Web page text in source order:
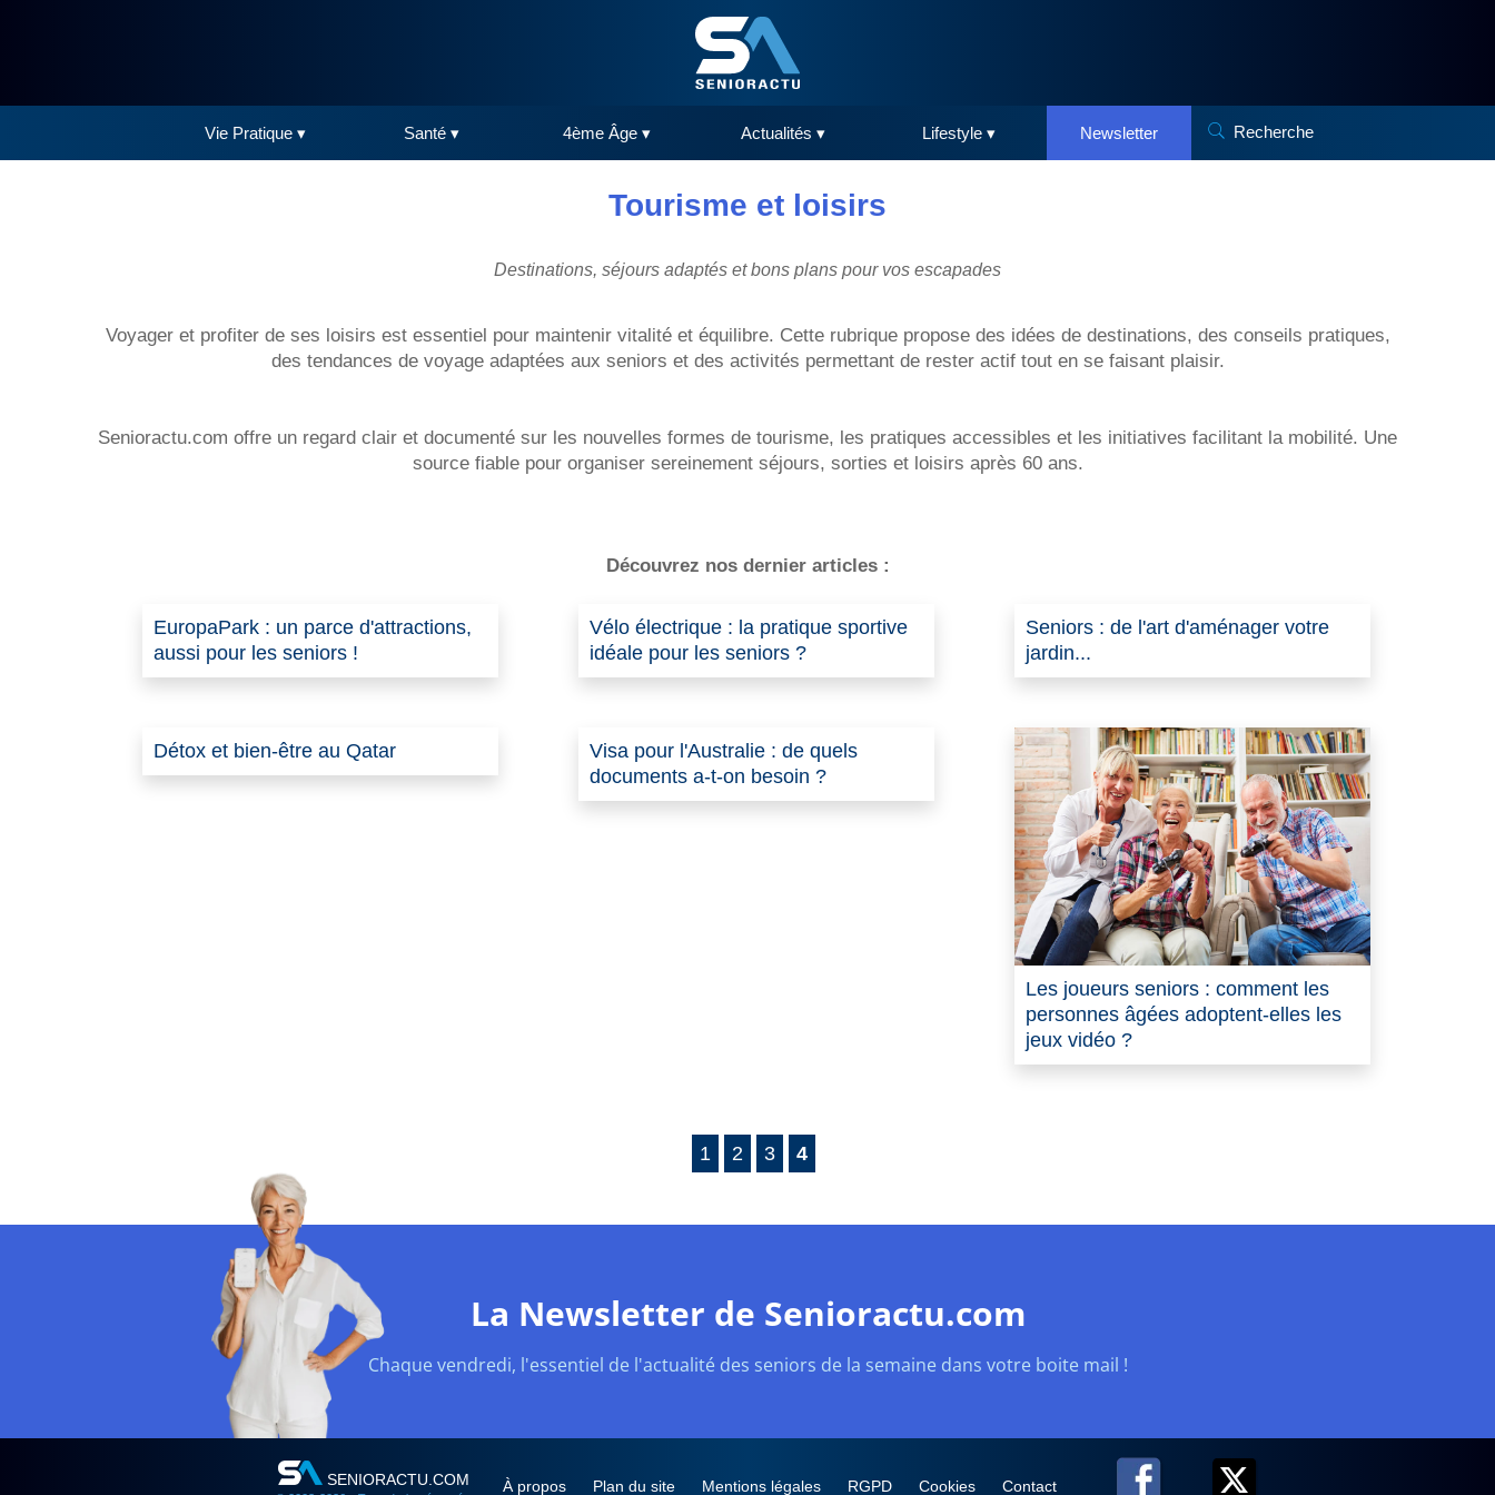
Vie Pratique ▾ Santé ▾ 4ème Âge ▾ Actualités ▾ Lifestyle ▾ Newsletter Recherche
Tourisme et loisirs
Destinations, séjours adaptés et bons plans pour vos escapades
Voyager et profiter de ses loisirs est essentiel pour maintenir vitalité et équilibre. Cette rubrique propose des idées de destinations, des conseils pratiques,
des tendances de voyage adaptées aux seniors et des activités permettant de rester actif tout en se faisant plaisir.
Senioractu.com offre un regard clair et documenté sur les nouvelles formes de tourisme, les pratiques accessibles et les initiatives facilitant la mobilité. Une
source fiable pour organiser sereinement séjours, sorties et loisirs après 60 ans.
Découvrez nos dernier articles :
EuropaPark : un parce d'attractions,
aussi pour les seniors !
Vélo électrique : la pratique sportive
idéale pour les seniors ?
Seniors : de l'art d'aménager votre
jardin...
Détox et bien-être au Qatar
Visa pour l'Australie : de quels
documents a-t-on besoin ?
Les joueurs seniors : comment les
personnes âgées adoptent-elles les
jeux vidéo ?
1 2 3 4
La Newsletter de Senioractu.com
Chaque vendredi, l'essentiel de l'actualité des seniors de la semaine dans votre boite mail !
SENIORACTU.COM À propos Plan du site Mentions légales RGPD Cookies Contact